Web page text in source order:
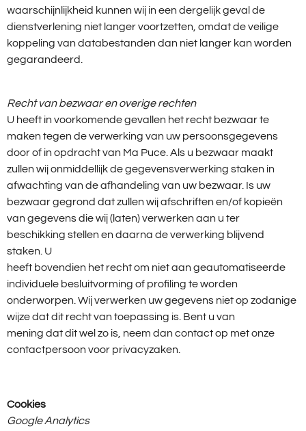
waarschijnlijkheid kunnen wij in een dergelijk geval de
dienstverlening niet langer voortzetten, omdat de veilige
koppeling van databestanden dan niet langer kan worden
gegarandeerd.
Recht van bezwaar en overige rechten
U heeft in voorkomende gevallen het recht bezwaar te
maken tegen de verwerking van uw persoonsgegevens
door of in opdracht van Ma Puce. Als u bezwaar maakt
zullen wij onmiddellijk de gegevensverwerking staken in
afwachting van de afhandeling van uw bezwaar. Is uw
bezwaar gegrond dat zullen wij afschriften en/of kopieën
van gegevens die wij (laten) verwerken aan u ter
beschikking stellen en daarna de verwerking blijvend
staken. U
heeft bovendien het recht om niet aan geautomatiseerde
individuele besluitvorming of profiling te worden
onderworpen. Wij verwerken uw gegevens niet op zodanige
wijze dat dit recht van toepassing is. Bent u van
mening dat dit wel zo is, neem dan contact op met onze
contactpersoon voor privacyzaken.
Cookies
Google Analytics